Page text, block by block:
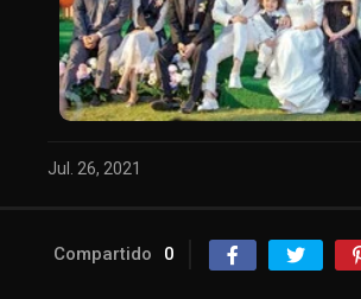
Jul. 26, 2021
Compartido 0